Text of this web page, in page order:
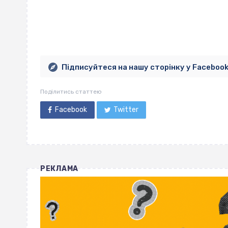
Підписуйтеся на нашу сторінку у Facebook
Поділитись статтею
Facebook Twitter
РЕКЛАМА